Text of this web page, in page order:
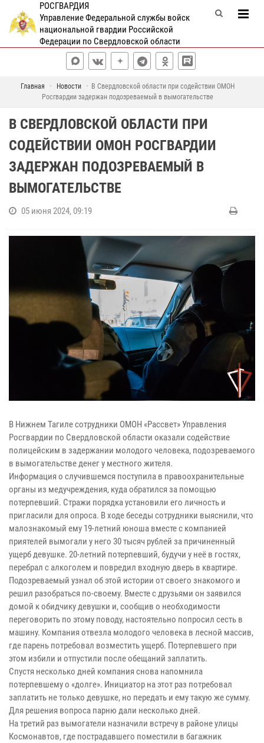
РОСГВАРДИЯ
Управление Федеральной службы войск
национальной гвардии Российской
Федерации по Свердловской области
Главная Новости
В Свердловской области при содействии ОМОН
Росгвардии задержан подозреваемый в вымогательстве
В СВЕРДЛОВСКОЙ ОБЛАСТИ ПРИ
СОДЕЙСТВИИ ОМОН РОСГВАРДИИ
ЗАДЕРЖАН ПОДОЗРЕВАЕМЫЙ В
ВЫМОГАТЕЛЬСТВЕ
05 июня 2024, 09:19
В Нижнем Тагиле сотрудники ОМОН «Рассвет» Управления
Росгвардии по Свердловской области оказали содействие
полицейским в задержании молодого человека, подозреваемого
в вымогательстве денег у местного жителя.
Информация о случившемся поступила в правоохранительные
органы из медучреждения, куда обратился за помощью
потерпевший. Стражи порядка установили его личность и
пригласили для опроса. В ходе беседы сотрудники выяснили, что
малознакомый ему 19-летний юноша вместе с компанией
приятелей вымогали у него 30 тысяч рублей за причиненный
ущерб девушке. 20-летний потерпевший, будучи у неё в гостях,
перебрал с алкоголем и повредил входную дверь в квартире.
Подозреваемый узнал об этой истории от своего знакомого и
решил разобраться по-своему. Вместе с друзьями он заявился
домой к обидчику девушки и, сообщив о необходимости
переговорить по этому поводу, настоятельно попросил сесть в
машину. Компания отвезла молодого человека в лесной массив,
где парень потребовал возместить ущерб. Потерпевшего при
этом избили и отпустили после обещаний заплатить.
Спустя несколько дней компания снова напомнила
потерпевшему о «долге». Инициатор на этот раз потребовал
заплатить не только девушке, но передать и ему такую же сумму.
Для решения вопроса парню дали несколько дней.
На третий раз вымогатели назначили встречу в районе улицы
Космонавтов, где пострадавшего поместили в багажник